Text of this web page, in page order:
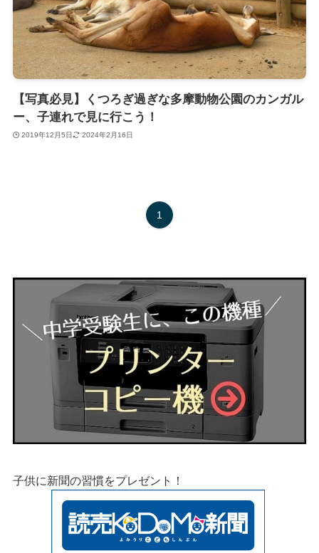
【写真必見】くつろぎ過ぎな多摩動物公園のカンガル
ー、子連れで見に行こう！
2019年12月5日 2024年2月16日
1
子供に新聞の習慣をプレゼント！